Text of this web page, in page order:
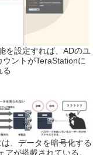
を設定すれば、ADのユ
ウントがTeraStationに
る
、データを暗号化する
アが搭載されている。